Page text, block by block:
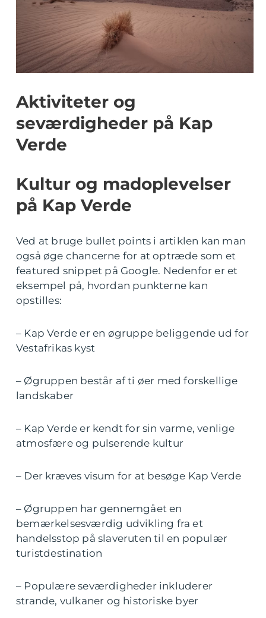
Aktiviteter og
seværdigheder på Kap
Verde
Kultur og madoplevelser
på Kap Verde
Ved at bruge bullet points i artiklen kan man
også øge chancerne for at optræde som et
featured snippet på Google. Nedenfor er et
eksempel på, hvordan punkterne kan
opstilles:
– Kap Verde er en øgruppe beliggende ud for
Vestafrikas kyst
– Øgruppen består af ti øer med forskellige
landskaber
– Kap Verde er kendt for sin varme, venlige
atmosfære og pulserende kultur
– Der kræves visum for at besøge Kap Verde
– Øgruppen har gennemgået en
bemærkelsesværdig udvikling fra et
handelsstop på slaveruten til en populær
turistdestination
– Populære seværdigheder inkluderer
strande, vulkaner og historiske byer